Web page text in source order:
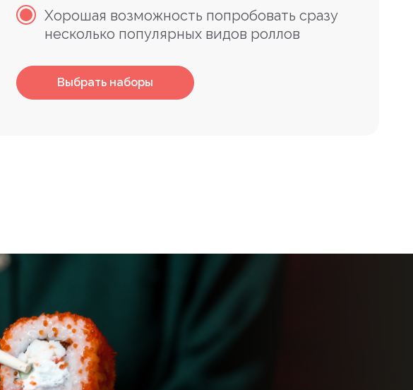
Хорошая возможность попробовать сразу
несколько популярных видов роллов
Выбрать наборы